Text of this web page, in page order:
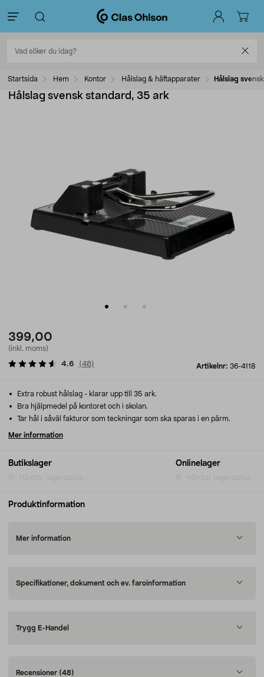
Startsida Hem Kontor Hålslag & häftapparater Hålslag
Hålslag svensk standard, 35 ark
399,00
(inkl. moms)
Artikelnr: 36-4118
4.6 (48)
Butikslager Onlinelager
Extra robust hålslag - klarar upp till 35 ark.
Bra hjälpmedel på kontoret och i skolan.
Tar hål i såväl fakturor som teckningar som ska sparas i en pärm.
Mer information
Produktinformation
Mer information
Specifikationer, dokument och ev. faroinformation
Trygg E-Handel
Recensioner (48)